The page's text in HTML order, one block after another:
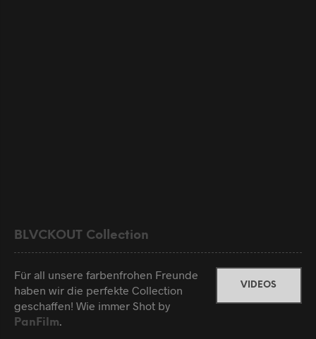
BLVCKOUT Collection
Für all unsere farbenfrohen Freunde
haben wir die perfekte Collection
geschaffen! Wie immer Shot by
PanFilm.
VIDEOS